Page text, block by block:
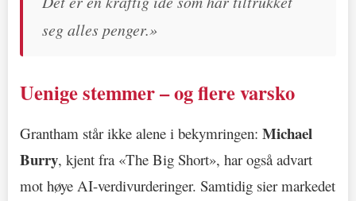
seg alles penger.»
Uenige stemmer – og flere varsko
Grantham står ikke alene i bekymringen: Michael
Burry, kjent fra «The Big Short», har også advart
mot høye AI-verdivurderinger. Samtidig sier markedet